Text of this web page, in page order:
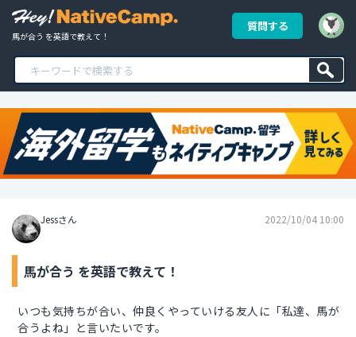
馬が合う を英語で教えて！
質問する
Jessさん 2022/10/04 10:00
馬が合う を英語で教えて！
いつも気持ちが合い、仲良くやっていける友人に「私達、馬が
合うよね」と言いたいです。